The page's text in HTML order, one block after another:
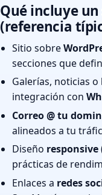
Qué incluye
(referencia
Sitio sobre
secciones que
Galerías, noticias
integración con
Correo @ tu
alineados a tu
Diseño responsive
prácticas de
Enlaces a redes